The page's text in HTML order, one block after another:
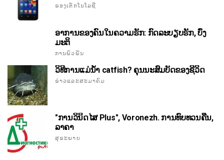
ຂອງເຕັກໂນໂລຊີ
ອາການຂອງຄົນໃນຄວາມຮັກ: ກົດລະບຽບຮັກ, ບົ່ງ
ມະຕິ
ການພົວພັນ
ວິທີການແມ່ນ້ໍາ catfish? ຄຸນນະສົມບັດຂອງຊີວິດ
ຂ່າວແລະສະມາຄົມ
"ການວິນິດໄສ Plus", Voronezh. ການທົບທວນຄືນ,
ລາຄາ
ສຸຂະພາບ